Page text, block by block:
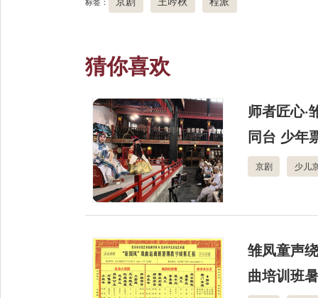
猜你喜欢
师者匠心·
同台 少年
京剧 少儿
雏凤童声
曲培训班